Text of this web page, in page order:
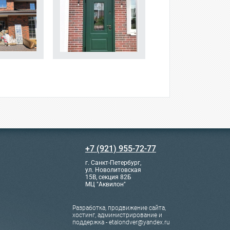
+7 (921) 955-72-77
г. Санкт-Петербург,
ул. Новолитовская
15В, секция 82Б
МЦ "Аквилон"
Разработка, продвижение сайта,
хостинг, администрирование и
поддержка - etalondver@yandex.ru